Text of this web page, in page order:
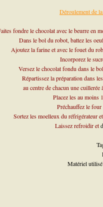
Déroulement de
fondre le chocolat avec le beurre en
Dans le bol du robot, battez les
Ajoutez la farine et avec le fouet du
Incorporez le
Versez le chocolat fondu dans le bol
Répartissez la préparation dans
au centre de chacun une cuillerée
Placez les au moins
Préchauffez le four
Sortez les moelleux du réfrigérateur
Laissez refroidir et
Matériel